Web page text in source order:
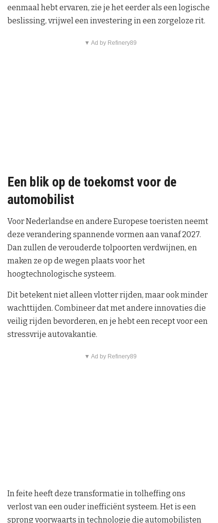
eenmaal hebt ervaren, zie je het eerder als een logische
beslissing, vrijwel een investering in een zorgeloze rit.
▼ Ad by Refinery89
Een blik op de toekomst voor de
automobilist
Voor Nederlandse en andere Europese toeristen neemt
deze verandering spannende vormen aan vanaf 2027.
Dan zullen de verouderde tolpoorten verdwijnen, en
maken ze op de wegen plaats voor het
hoogtechnologische systeem.
Dit betekent niet alleen vlotter rijden, maar ook minder
wachttijden. Combineer dat met andere innovaties die
veilig rijden bevorderen, en je hebt een recept voor een
stressvrije autovakantie.
▼ Ad by Refinery89
In feite heeft deze transformatie in tolheffing ons
verlost van een ouder inefficiënt systeem. Het is een
sprong voorwaarts in technologie die automobilisten